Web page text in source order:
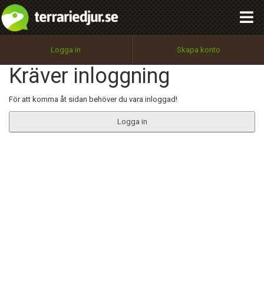
Logga in Skapa konto
Kräver inloggning
För att komma åt sidan behöver du vara inloggad!
Logga in
Utför
100%
OK
integritetspolicy
Namn:
Epost:
Begär nytt lösenord
Tillbaka till förstasidan